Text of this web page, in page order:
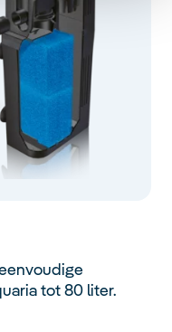
tot 80 liter.